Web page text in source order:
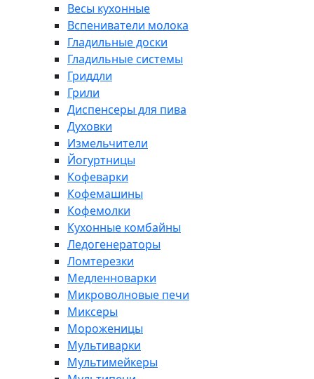
Весы кухонные
Вспениватели молока
Гладильные доски
Гладильные системы
Гриддли
Грили
Диспенсеры для пива
Духовки
Измельчители
Йогуртницы
Кофеварки
Кофемашины
Кофемолки
Кухонные комбайны
Ледогенераторы
Ломтерезки
Медленноварки
Микроволновые печи
Миксеры
Мороженицы
Мультиварки
Мультимейкеры